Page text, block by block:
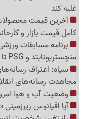
غلبه کند
کامل قیمت بازار و
منچستریونایتد و PSG تا رئال و بارسلونا
سپاه: اعتراف
مجاهدت رسانه‌های
وضعیت آب و هوا امروز شنبه 17 مرداد 1405
آیا اقیانوس